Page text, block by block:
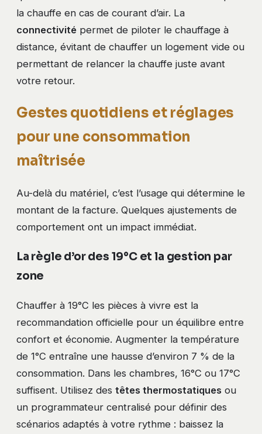
la chauffe en cas de courant d’air. La
connectivité permet de piloter le chauffage à
distance, évitant de chauffer un logement vide ou
permettant de relancer la chauffe juste avant
votre retour.
Gestes quotidiens et réglages
pour une consommation
maîtrisée
Au-delà du matériel, c’est l’usage qui détermine le
montant de la facture. Quelques ajustements de
comportement ont un impact immédiat.
La règle d’or des 19°C et la gestion par
zone
Chauffer à 19°C les pièces à vivre est la
recommandation officielle pour un équilibre entre
confort et économie. Augmenter la température
de 1°C entraîne une hausse d’environ 7 % de la
consommation. Dans les chambres, 16°C ou 17°C
suffisent. Utilisez des têtes thermostatiques ou
un programmateur centralisé pour définir des
scénarios adaptés à votre rythme : baissez la